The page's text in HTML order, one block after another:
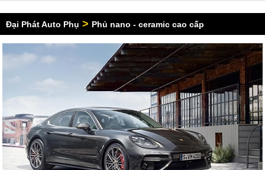
Đại Phát Auto Phụ > Phủ nano - ceramic cao cấp